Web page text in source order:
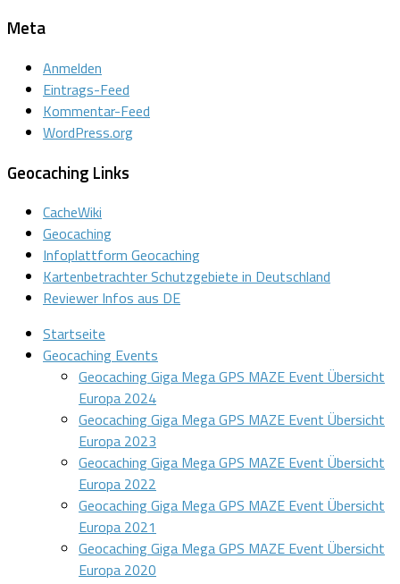
Meta
Anmelden
Eintrags-Feed
Kommentar-Feed
WordPress.org
Geocaching Links
CacheWiki
Geocaching
Infoplattform Geocaching
Kartenbetrachter Schutzgebiete in Deutschland
Reviewer Infos aus DE
Startseite
Geocaching Events
Geocaching Giga Mega GPS MAZE Event Übersicht
Europa 2024
Geocaching Giga Mega GPS MAZE Event Übersicht
Europa 2023
Geocaching Giga Mega GPS MAZE Event Übersicht
Europa 2022
Geocaching Giga Mega GPS MAZE Event Übersicht
Europa 2021
Geocaching Giga Mega GPS MAZE Event Übersicht
Europa 2020